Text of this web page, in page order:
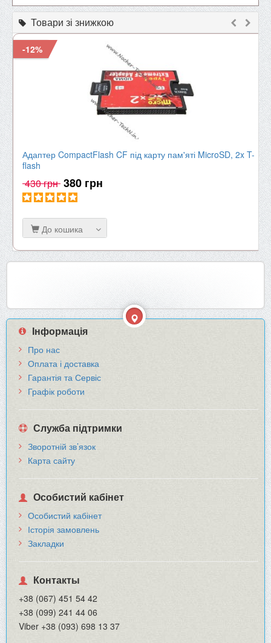
Товари зі знижкою
-12%
Адаптер CompactFlash CF під карту пам'яті MicroSD, 2x T-
flash
430 грн 380 грн
До кошика
Інформація
Про нас
Оплата і доставка
Гарантія та Сервіс
Графік роботи
Служба підтримки
Зворотній зв’язок
Карта сайту
Особистий кабінет
Особистий кабінет
Історія замовлень
Закладки
Контакты
+38 (067) 451 54 42
+38 (099) 241 44 06
Viber +38 (093) 698 13 37